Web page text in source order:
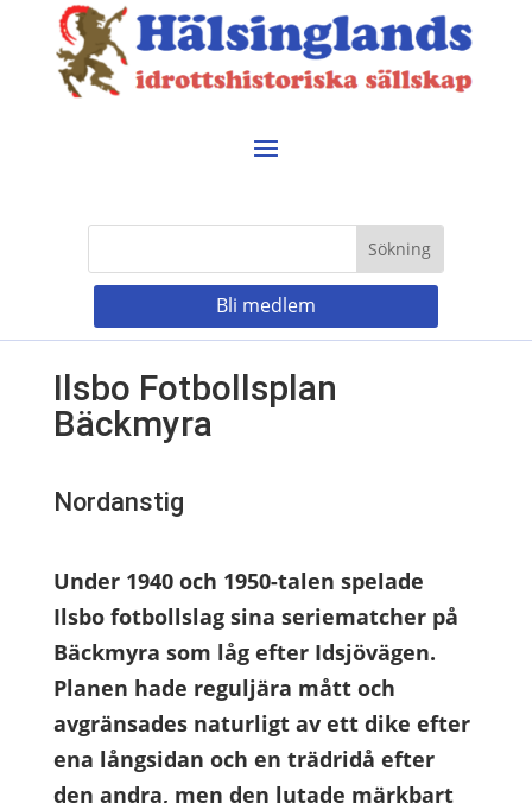
Bli medlem
Ilsbo Fotbollsplan
Bäckmyra
Nordanstig
Under 1940 och 1950-talen spelade
Ilsbo fotbollslag sina seriematcher på
Bäckmyra som låg efter Idsjövägen.
Planen hade reguljära mått och
avgränsades naturligt av ett dike efter
ena långsidan och en trädridå efter
den andra, men den lutade märkbart